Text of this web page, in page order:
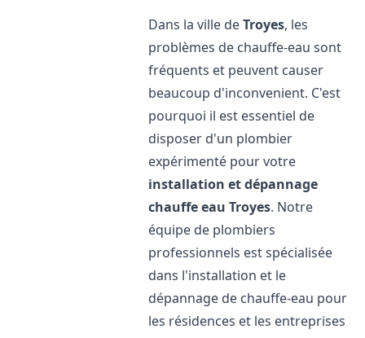
Dans la ville deTroyes, les
problèmes de chauffe-eau sont
fréquents et peuvent causer
beaucoup d'inconvenient. C'est
pourquoi il est essentiel de
disposer d'un plombier
expérimenté pour votre
installation et dépannage
chauffe eau Troyes. Notre
équipe de plombiers
professionnels est spécialisée
dans l'installation et le
dépannage de chauffe-eau pour
les résidences et les entreprises